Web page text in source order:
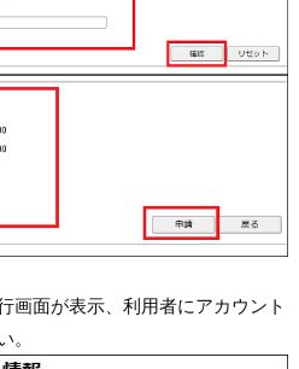
画面が表示、利用者にアカウント
。